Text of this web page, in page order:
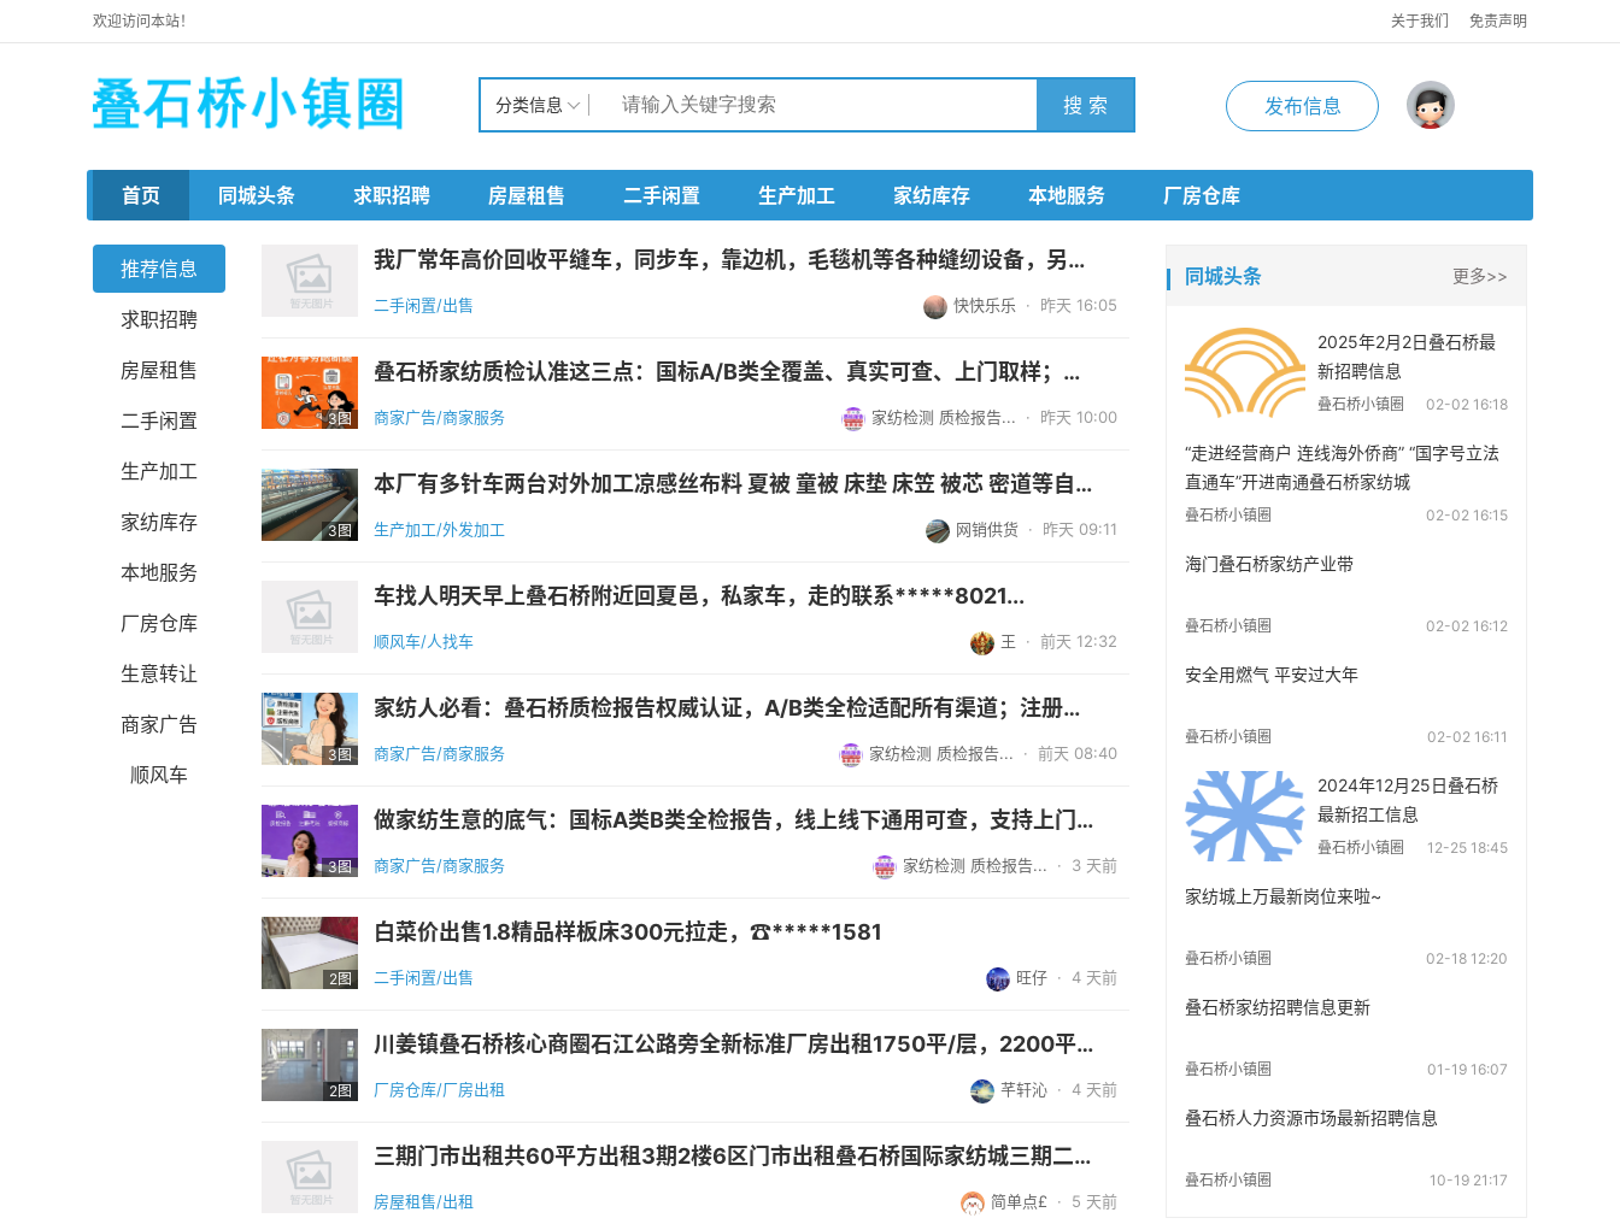
欢迎访问本站！ 关于我们 免责声明
分类信息 搜 索 发布信息
首页 同城头条 求职招聘 房屋租售 二手闲置 生产加工 家纺库存 本地服务 厂房仓库
推荐信息
求职招聘
房屋租售
二手闲置
生产加工
家纺库存
本地服务
厂房仓库
生意转让
商家广告
顺风车
我厂常年高价回收平缝车，同步车，靠边机，毛毯机等各种缝纫设备，另高价回...
二手闲置/出售 快快乐乐 · 昨天 16:05
3图
叠石桥家纺质检认准这三点：国标A/B类全覆盖、真实可查、上门取样；创业配...
商家广告/商家服务 家纺检测 质检报告... · 昨天 10:00
3图
本厂有多针车两台对外加工凉感丝布料 夏被 童被 床垫 床笠 被芯 密道等自带...
生产加工/外发加工 网销供货 · 昨天 09:11
车找人明天早上叠石桥附近回夏邑，私家车，走的联系*****8021...
顺风车/人找车 王 · 前天 12:32
3图
家纺人必看：叠石桥质检报告权威认证，A/B类全检适配所有渠道；注册公司、...
商家广告/商家服务 家纺检测 质检报告... · 前天 08:40
3图
做家纺生意的底气：国标A类B类全检报告，线上线下通用可查，支持上门取样；...
商家广告/商家服务 家纺检测 质检报告... · 3 天前
2图
白菜价出售1.8精品样板床300元拉走，☎*****1581
二手闲置/出售 旺仔 · 4 天前
2图
川姜镇叠石桥核心商圈石江公路旁全新标准厂房出租1750平/层，2200平/层，40...
厂房仓库/厂房出租 芊轩沁 · 4 天前
三期门市出租共60平方出租3期2楼6区门市出租叠石桥国际家纺城三期二楼六区...
房屋租售/出租 简单点£ · 5 天前
同城头条 更多>>
2025年2月2日叠石桥最
新招聘信息
叠石桥小镇圈 02-02 16:18
“走进经营商户 连线海外侨商” “国字号立法
直通车”开进南通叠石桥家纺城
叠石桥小镇圈 02-02 16:15
海门叠石桥家纺产业带
叠石桥小镇圈 02-02 16:12
安全用燃气 平安过大年
叠石桥小镇圈 02-02 16:11
2024年12月25日叠石桥
最新招工信息
叠石桥小镇圈 12-25 18:45
家纺城上万最新岗位来啦~
叠石桥小镇圈 02-18 12:20
叠石桥家纺招聘信息更新
叠石桥小镇圈 01-19 16:07
叠石桥人力资源市场最新招聘信息
叠石桥小镇圈 10-19 21:17